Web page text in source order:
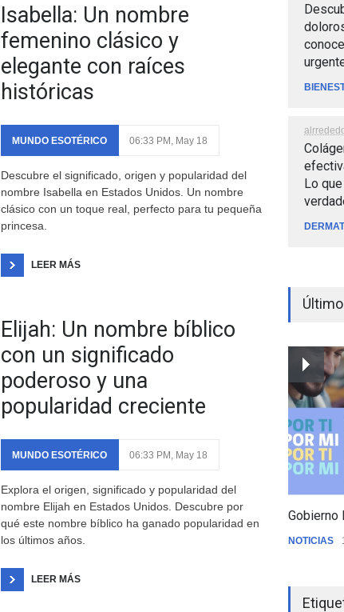
Isabella: Un nombre
femenino clásico y
elegante con raíces
históricas
MUNDO ESOTÉRICO 06:33 PM, May 18
Descubre el significado, origen y popularidad del
nombre Isabella en Estados Unidos. Un nombre
clásico con un toque real, perfecto para tu pequeña
princesa.
LEER MÁS
Elijah: Un nombre bíblico
con un significado
poderoso y una
popularidad creciente
MUNDO ESOTÉRICO 06:33 PM, May 18
Explora el origen, significado y popularidad del
nombre Elijah en Estados Unidos. Descubre por
qué este nombre bíblico ha ganado popularidad en
los últimos años.
LEER MÁS
Lo
Gobierno
NOTICIAS